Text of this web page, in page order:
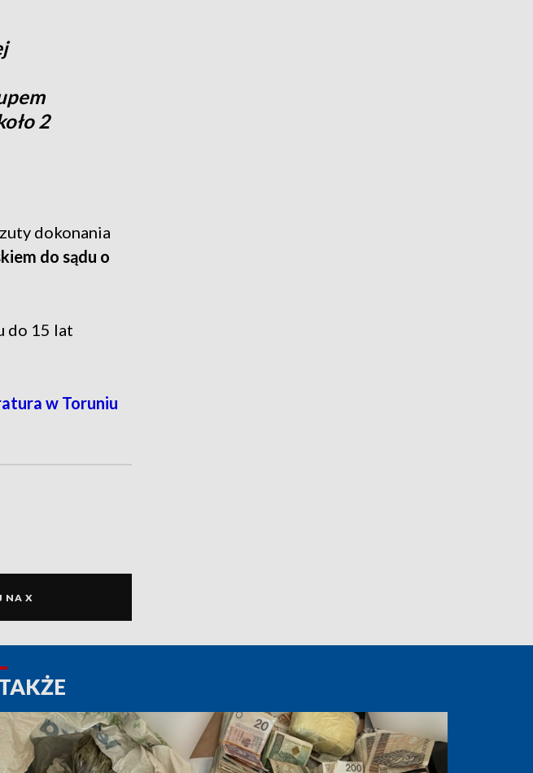
2
dokonania
do sądu o
do 15 lat
w Toruniu
NA X